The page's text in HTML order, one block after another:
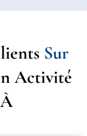
Sur
Activité